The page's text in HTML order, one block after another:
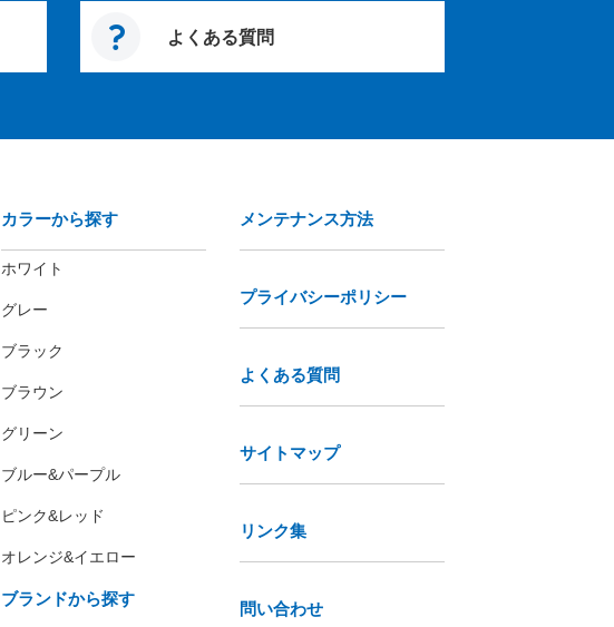
よくある質問
カラーから探す
ホワイト
グレー
ブラック
ブラウン
グリーン
ブルー&パープル
ピンク&レッド
オレンジ&イエロー
ブランドから探す
メンテナンス方法
プライバシーポリシー
よくある質問
サイトマップ
リンク集
問い合わせ